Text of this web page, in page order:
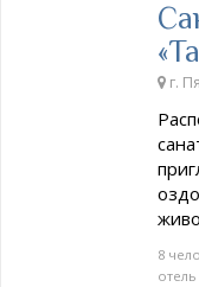
г.
8
отель